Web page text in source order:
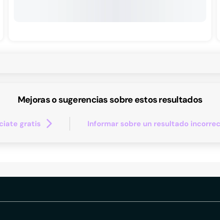
Mejoras o sugerencias sobre estos resultados
gratis Informar sobre un resultado